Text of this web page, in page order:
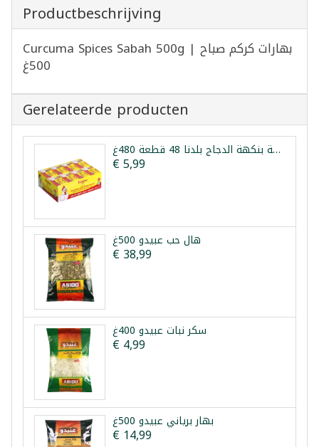
Productbeschrijving
Curcuma Spices Sabah 500g | بهارات كركم صباح
500غ
Gerelateerde producten
مكعبات مرقة بنكهة الدجاج بلدنا 48 قطعة 480غ
€ 5,99
هال حب عبيدو 500غ
€ 38,99
سكر نبات عبيدو 400غ
€ 4,99
بهار برياني عبيدو 500غ
€ 14,99